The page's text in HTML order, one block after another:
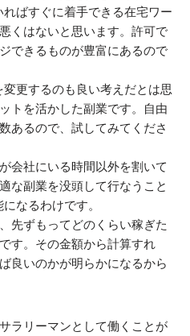
ばすぐに着手できる在宅ワー
くはないと思います。許可で
できるものが豊富にあるので
更するのも良い考えだとは思
トを活かした副業です。自由
あるので、試してみてくださ
会社にいる時間以外を割いて
な副業を没頭して行なうこと
なるわけです。
先ずもってどのくらい稼ぎた
す。その金額から計算すれ
良いのかが明らかになるから
ラリーマンとして働くことが